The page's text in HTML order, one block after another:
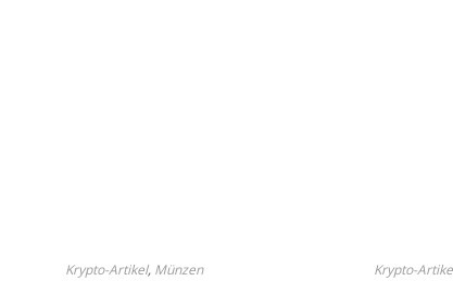
Krypto-Artikel, Münzen Krypto-